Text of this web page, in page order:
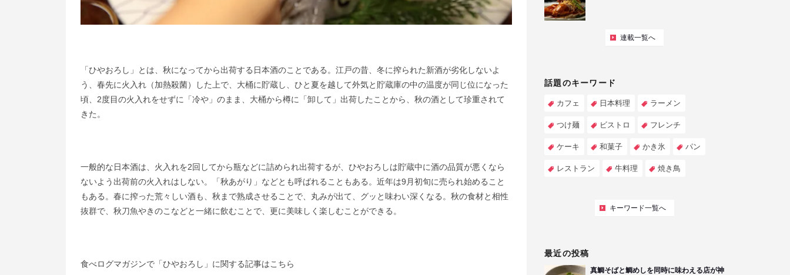
「ひやおろし」とは、秋になってから出荷する日本酒のことである。江戸の昔、冬に搾られた新酒が劣化しないよ
う、春先に火入れ（加熱殺菌）した上で、大桶に貯蔵し、ひと夏を越して外気と貯蔵庫の中の温度が同じ位になった
頃、2度目の火入れをせずに「冷や」のまま、大桶から樽に「卸して」出荷したことから、秋の酒として珍重されて
きた。
一般的な日本酒は、火入れを2回してから瓶などに詰められ出荷するが、ひやおろしは貯蔵中に酒の品質が悪くなら
ないよう出荷前の火入れはしない。「秋あがり」などとも呼ばれることもある。近年は9月初旬に売られ始めること
もある。春に搾った荒々しい酒も、秋まで熟成させることで、丸みが出て、グッと味わい深くなる。秋の食材と相性
抜群で、秋刀魚やきのこなどと一緒に飲むことで、更に美味しく楽しむことができる。
食べログマガジンで「ひやおろし」に関する記事はこちら
連載一覧へ
話題のキーワード
カフェ 日本料理 ラーメン
つけ麺 ビストロ フレンチ
ケーキ 和菓子 かき氷 パン
レストラン 牛料理 焼き鳥
キーワード一覧へ
最近の投稿
真鯛そばと鯛めしを同時に味わえる店が神